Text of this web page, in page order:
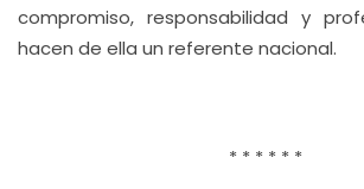
compromiso, responsabilidad y
hacen de ella un referente nacional.
* * * * * *